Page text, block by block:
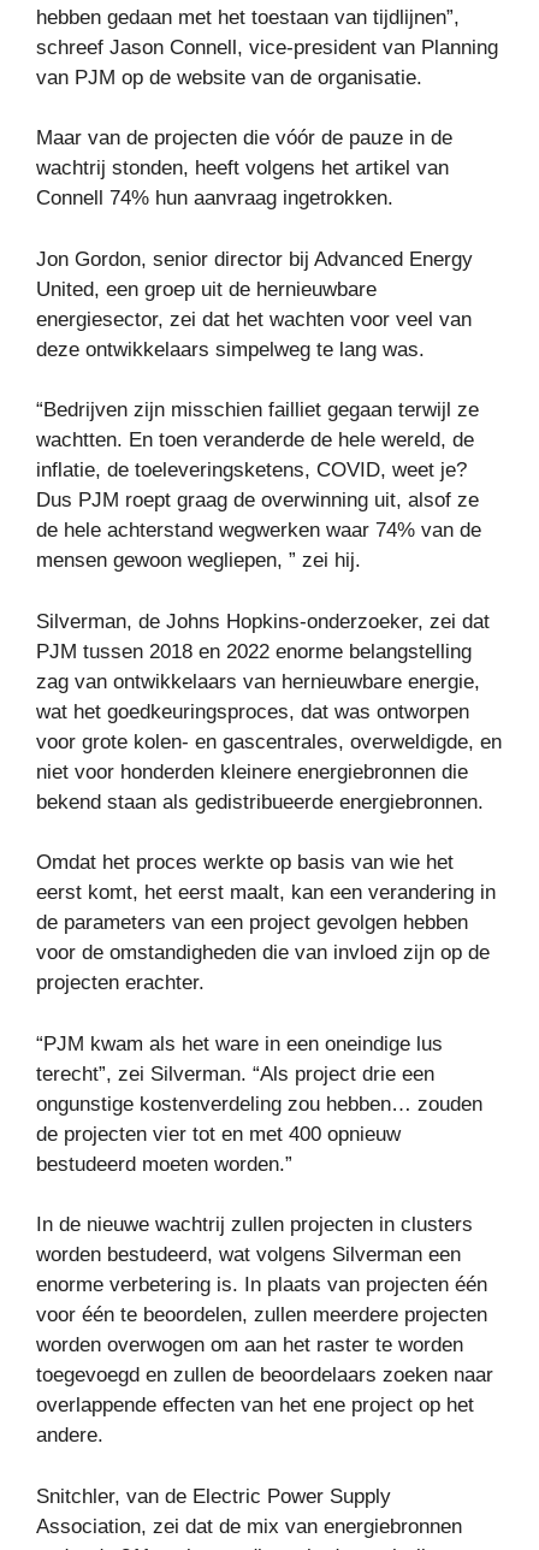
hebben gedaan met het toestaan ​​van tijdlijnen”,
schreef Jason Connell, vice-president van Planning
van PJM op de website van de organisatie.
Maar van de projecten die vóór de pauze in de
wachtrij stonden, heeft volgens het artikel van
Connell 74% hun aanvraag ingetrokken.
Jon Gordon, senior director bij Advanced Energy
United, een groep uit de hernieuwbare
energiesector, zei dat het wachten voor veel van
deze ontwikkelaars simpelweg te lang was.
“Bedrijven zijn misschien failliet gegaan terwijl ze
wachtten. En toen veranderde de hele wereld, de
inflatie, de toeleveringsketens, COVID, weet je?
Dus PJM roept graag de overwinning uit, alsof ze
de hele achterstand wegwerken waar 74% van de
mensen gewoon wegliepen, ” zei hij.
Silverman, de Johns Hopkins-onderzoeker, zei dat
PJM tussen 2018 en 2022 enorme belangstelling
zag van ontwikkelaars van hernieuwbare energie,
wat het goedkeuringsproces, dat was ontworpen
voor grote kolen- en gascentrales, overweldigde, en
niet voor honderden kleinere energiebronnen die
bekend staan ​​als gedistribueerde energiebronnen.
Omdat het proces werkte op basis van wie het
eerst komt, het eerst maalt, kan een verandering in
de parameters van een project gevolgen hebben
voor de omstandigheden die van invloed zijn op de
projecten erachter.
“PJM kwam als het ware in een oneindige lus
terecht”, zei Silverman. “Als project drie een
ongunstige kostenverdeling zou hebben… zouden
de projecten vier tot en met 400 opnieuw
bestudeerd moeten worden.”
In de nieuwe wachtrij zullen projecten in clusters
worden bestudeerd, wat volgens Silverman een
enorme verbetering is. In plaats van projecten één
voor één te beoordelen, zullen meerdere projecten
worden overwogen om aan het raster te worden
toegevoegd en zullen de beoordelaars zoeken naar
overlappende effecten van het ene project op het
andere.
Snitchler, van de Electric Power Supply
Association, zei dat de mix van energiebronnen